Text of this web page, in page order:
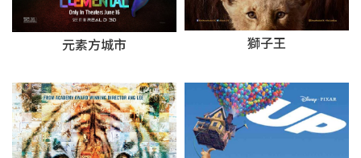
元素方城市 獅子王